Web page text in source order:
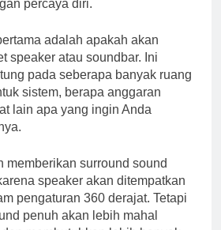
percaya diri.
adalah apakah akan
speaker atau soundbar. Ini
pada seberapa banyak ruang
sistem, berapa anggaran
lain apa yang ingin Anda
memberikan surround sound
speaker akan ditempatkan
pengaturan 360 derajat. Tetapi
penuh akan lebih mahal